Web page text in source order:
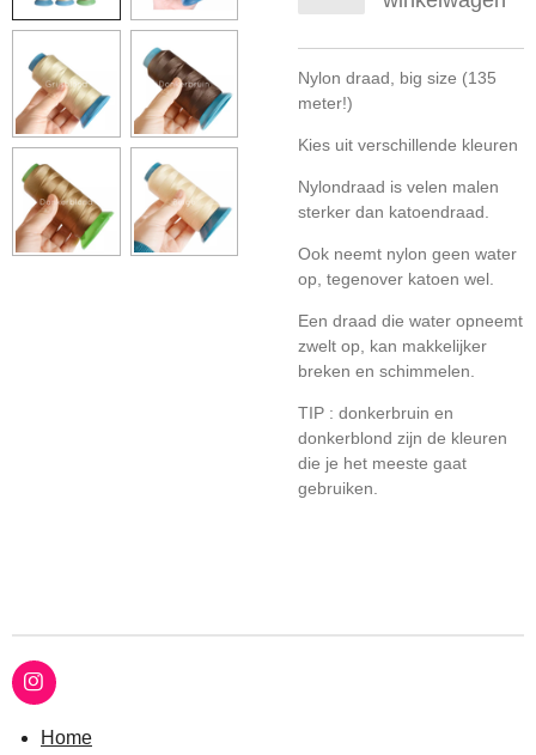
Nylon draad, big size (135
meter!)
Kies uit verschillende kleuren
Nylondraad is velen malen
sterker dan katoendraad.
Ook neemt nylon geen water
op, tegenover katoen wel.
Een draad die water opneemt
zwelt op, kan makkelijker
breken en schimmelen.
TIP : donkerbruin en
donkerblond zijn de kleuren
die je het meeste gaat
gebruiken.
I
n
Home